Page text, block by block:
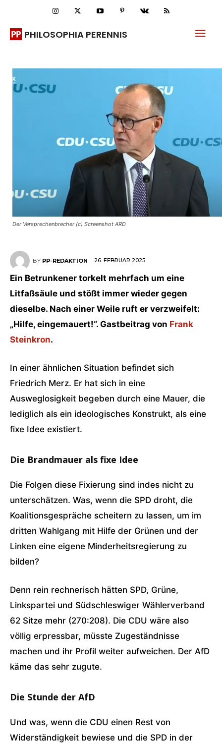
PHILOSOPHIA PERENNIS
Der Versprechenbrecher (c) Screenshot ARD
BY PP-REDAKTION 26. FEBRUAR 2025
Ein Betrunkener torkelt mehrfach um eine
Litfaßsäule und stößt immer wieder gegen
dieselbe. Nach einer Weile ruft er verzweifelt:
„Hilfe, eingemauert!“. Gastbeitrag von Frank
Steinkron.
In einer ähnlichen Situation befindet sich
Friedrich Merz. Er hat sich in eine
Ausweglosigkeit begeben durch eine Mauer, die
lediglich als ein ideologisches Konstrukt, als eine
fixe Idee existiert.
Die Brandmauer als fixe Idee
Die Folgen diese Fixierung sind indes nicht zu
unterschätzen. Was, wenn die SPD droht, die
Koalitionsgespräche scheitern zu lassen, um im
dritten Wahlgang mit Hilfe der Grünen und der
Linken eine eigene Minderheitsregierung zu
bilden?
Denn rein rechnerisch hätten SPD, Grüne,
Linkspartei und Südschleswiger Wählerverband
62 Sitze mehr (270:208). Die CDU wäre also
völlig erpressbar, müsste Zugeständnisse
machen und ihr Profil weiter aufweichen. Der AfD
käme das sehr zugute.
Die Stunde der AfD
Und was, wenn die CDU einen Rest von
Widerständigkeit bewiese und die SPD in der